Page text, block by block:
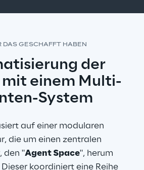
DAS GESCHAFFT HABEN
der
einem Multi-
System
auf einer modularen
die um einen zentralen
den "Agent Space", herum
koordiniert eine Reihe